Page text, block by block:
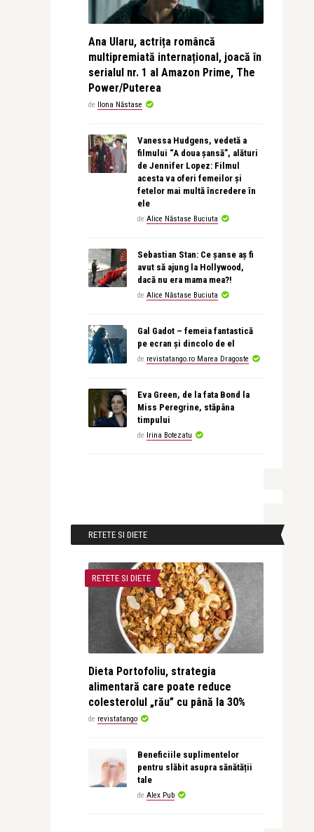
Ana Ularu, actrița româncă
multipremiată internațional, joacă în
serialul nr. 1 al Amazon Prime, The
Power/Puterea
de Ilona Năstase
Vanessa Hudgens, vedetă a
filmului “A doua șansă”, alături
de Jennifer Lopez: Filmul
acesta va oferi femeilor și
fetelor mai multă încredere în
ele
de Alice Năstase Buciuta
Sebastian Stan: Ce șanse aș fi
avut să ajung la Hollywood,
dacă nu era mama mea?!
de Alice Năstase Buciuta
Gal Gadot – femeia fantastică
pe ecran și dincolo de el
de revistatango.ro Marea Dragoste
Eva Green, de la fata Bond la
Miss Peregrine, stăpâna
timpului
de Irina Botezatu
RETETE SI DIETE
RETETE SI DIETE
Dieta Portofoliu, strategia
alimentară care poate reduce
colesterolul „rău” cu până la 30%
de revistatango
Beneficiile suplimentelor
pentru slăbit asupra sănătății
tale
de Alex Pub